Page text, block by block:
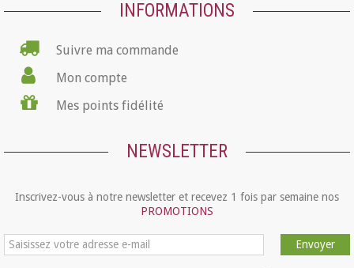
INFORMATIONS
Suivre ma commande
Mon compte
Mes points fidélité
NEWSLETTER
Inscrivez-vous à notre newsletter et recevez 1 fois par semaine nos
PROMOTIONS
Envoyer